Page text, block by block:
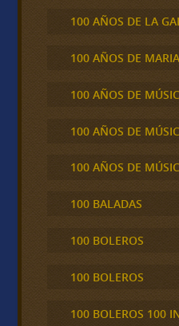
100 AÑOS DE LA
100 AÑOS DE
100 AÑOS DE
100 AÑOS DE
100 AÑOS DE
100 BALADAS
100 BOLEROS
100 BOLEROS
100 BOLEROS 100